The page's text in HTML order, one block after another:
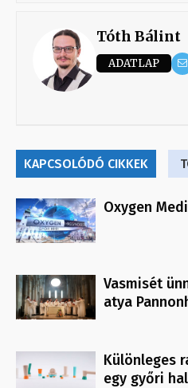
Tóth Bálint
ADATLAP
KAPCSOLÓDÓ CIKKEK
Oxygen
Vasmisét
atya
Különleges
egy győri